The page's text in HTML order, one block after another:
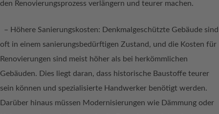
den Renovierungsprozess verlängern und teurer machen.
– Höhere Sanierungskosten: Denkmalgeschützte Gebäude sind
oft in einem sanierungsbedürftigen Zustand, und die Kosten für
Renovierungen sind meist höher als bei herkömmlichen
Gebäuden. Dies liegt daran, dass historische Baustoffe teurer
sein können und spezialisierte Handwerker benötigt werden.
Darüber hinaus müssen Modernisierungen wie Dämmung oder